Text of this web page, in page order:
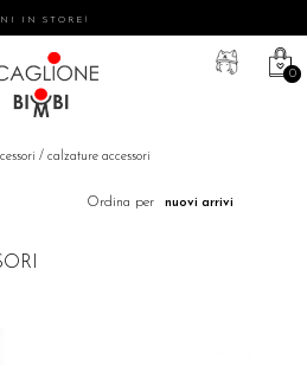
IN STORE!
0
/ calzature accessori
Ordina per